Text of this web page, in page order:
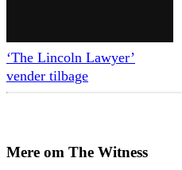
‘The Lincoln Lawyer’
vender tilbage
Mere om The Witness